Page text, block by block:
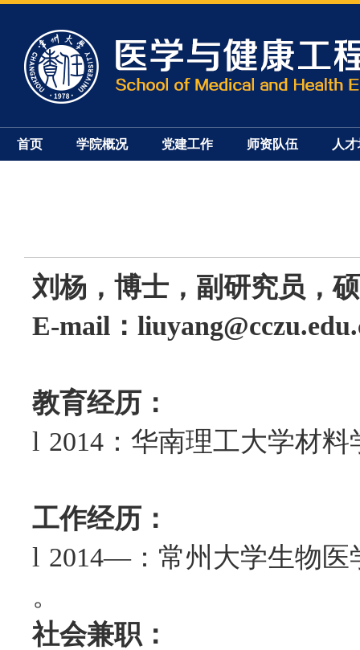
首页 学院概况 党建工作 师资队伍 人
刘杨，博士，副研究员，
E-mail ：
教育经历：
l 2014 ：华南理工大学材
工作经历：
l 2014—：常州大学生物医
。
社会兼职：